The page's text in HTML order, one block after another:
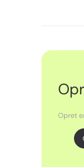
Opret